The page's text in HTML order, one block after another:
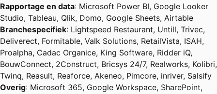
Rapportage en data: Microsoft Power BI, Google Looker
Studio, Tableau, Qlik, Domo, Google Sheets, Airtable
Branchespecifiek: Lightspeed Restaurant, Untill, Trivec,
Deliverect, Formitable, Valk Solutions, RetailVista, ISAH,
Proalpha, Cadac Organice, King Software, Ridder iQ,
BouwConnect, 2Construct, Bricsys 24/7, Realworks, Kolibri,
Twinq, Reasult, Reaforce, Akeneo, Pimcore, inriver, Salsify
Overig: Microsoft 365, Google Workspace, SharePoint,